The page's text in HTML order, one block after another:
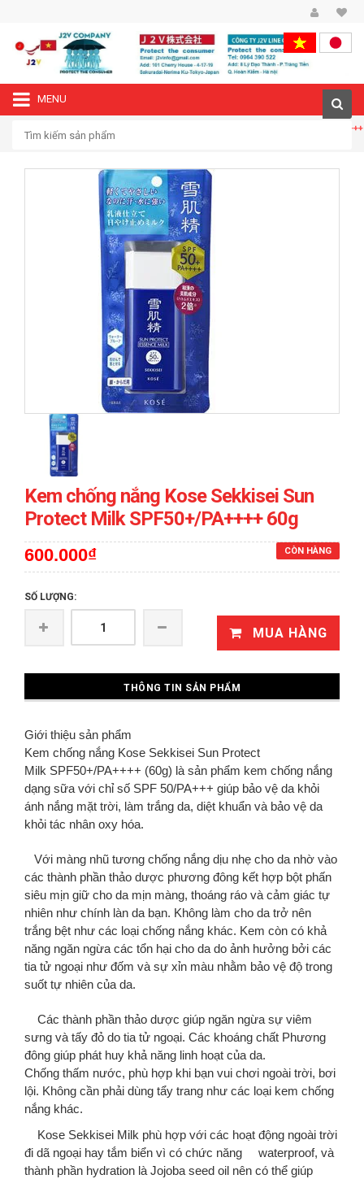
MENU
Kem chống nắng Kose Sekkisei Sun Protect Milk SPF50+/PA++++
60g
Kem chống nắng Kose Sekkisei Sun
Protect Milk SPF50+/PA++++ 60g
CÒN HÀNG
600.000₫
SỐ LƯỢNG:
MUA HÀNG
THÔNG TIN SẢN PHẨM
Giới thiệu sản phẩm
Kem chống nắng Kose Sekkisei Sun Protect
Milk SPF50+/PA++++ (60g) là sản phẩm kem chống nắng
dạng sữa với chỉ số SPF 50/PA+++ giúp bảo vệ da khỏi
ánh nắng mặt trời, làm trắng da, diệt khuẩn và bảo vệ da
khỏi tác nhân oxy hóa.
Với màng nhũ tương chống nắng dịu nhẹ cho da nhờ vào
các thành phần thảo dược phương đông kết hợp bột phấn
siêu mịn giữ cho da mịn màng, thoáng ráo và cảm giác tự
nhiên như chính làn da bạn. Không làm cho da trở nên
trắng bệt như các loại chống nắng khác. Kem còn có khả
năng ngăn ngừa các tổn hại cho da do ảnh hưởng bởi các
tia tử ngoại như đốm và sự xỉn màu nhằm bảo vệ độ trong
suốt tự nhiên của da.
Các thành phần thảo dược giúp ngăn ngừa sự viêm
sưng và tấy đỏ do tia tử ngoại. Các khoáng chất Phương
đông giúp phát huy khả năng linh hoạt của da.
Chống thấm nước, phù hợp khi bạn vui chơi ngoài trời, bơi
lội. Không cần phải dùng tẩy trang như các loại kem chống
nắng khác.
Kose Sekkisei Milk phù hợp với các hoạt động ngoài trời
đi dã ngoại hay tắm biển vì có chức năng waterproof, và
thành phần hydration là Jojoba seed oil nên có thể giúp